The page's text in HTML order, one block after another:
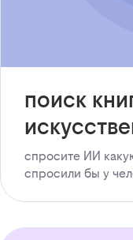
поиск
спросите ИИ
спросили бы у